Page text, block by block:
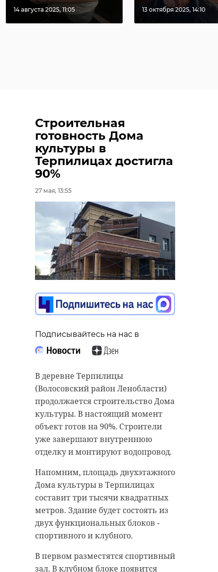
14 августа 2025, 11:05 13 октября 2025, 14:10
Строительная
готовность Дома
культуры в
Терпилицах достигла
90%
27 мая, 13:55
Подписывайтесь на нас в
В деревне Терпилицы
(Волосовский район Ленобласти)
продолжается строительство Дома
культуры. В настоящий момент
объект готов на 90%. Строители
уже завершают внутреннюю
отделку и монтируют водопровод.
Напомним, площадь двухэтажного
Дома культуры в Терпилицах
составит три тысячи квадратных
метров. Здание будет состоять из
двух функциональных блоков -
спортивного и клубного.
В первом разместятся спортивный
зал. В клубном блоке появится